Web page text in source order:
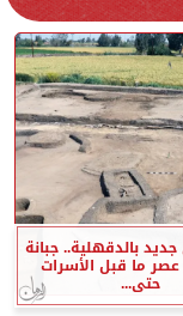
بالدقهلية.. جبانة
ما قبل الأسرات
حتى...